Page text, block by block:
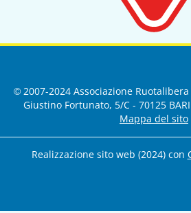
© 2007-2024 Associazione
Giustino Fortunato, 5/C - 70125
Mappa del sito
Realizzazione sito web (2024) con